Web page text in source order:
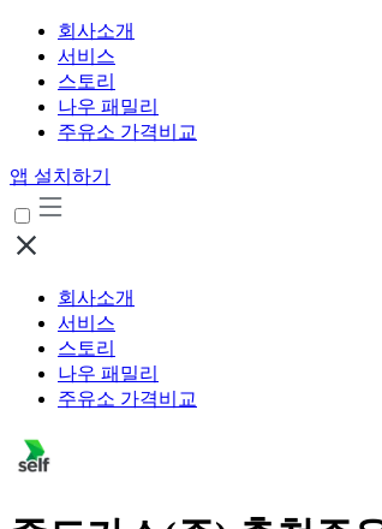
회사소개
서비스
스토리
나우 패밀리
주유소 가격비교
앱 설치하기
회사소개
서비스
스토리
나우 패밀리
주유소 가격비교